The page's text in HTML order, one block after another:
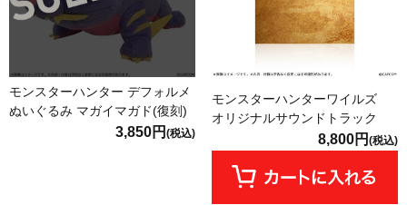
モンスターハンター デフォルメ
ぬいぐるみ マガイマガド(復刻)
3,850円 (税込)
モンスターハンターワイルズ
オリジナルサウンドトラック
8,800円 (税込)